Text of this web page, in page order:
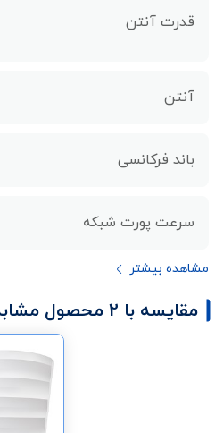
قدرت آنتن
آنتن
باند فرکانسی
سرعت پورت شبکه
مشاهده بیشتر
مقایسه با 2 محصول مشابه